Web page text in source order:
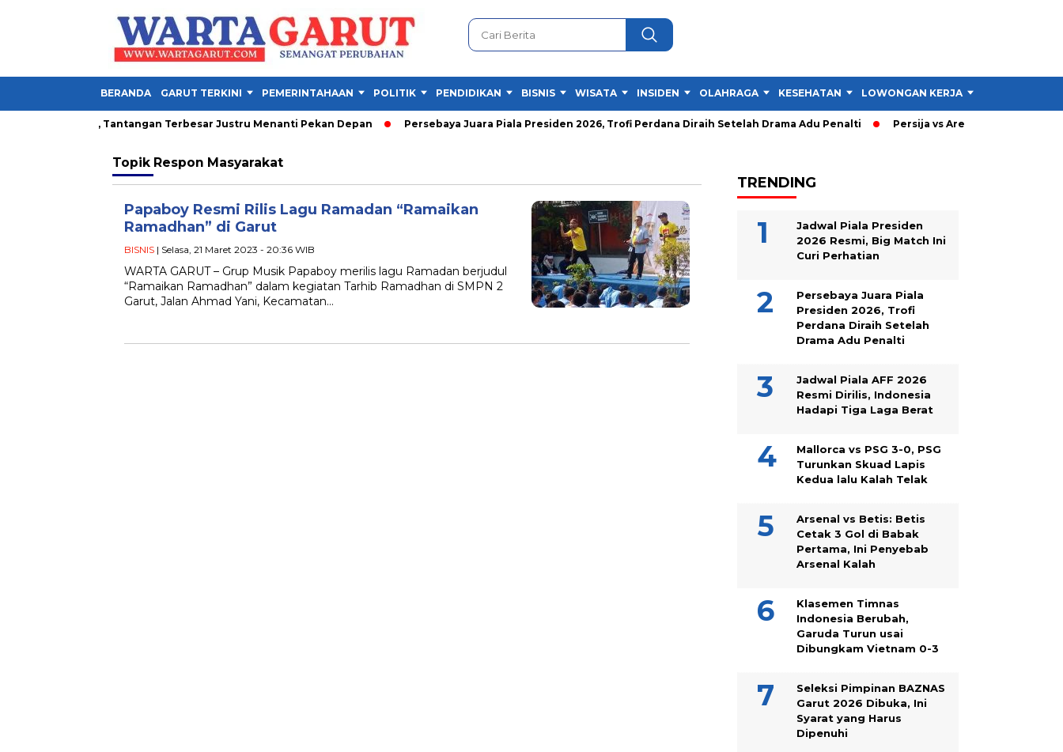
BERANDA GARUT TERKINI PEMERINTAHAAN POLITIK PENDIDIKAN BISNIS WISATA INSIDEN OLAHRAGA KESEHATAN LOWONGAN KERJA
Presiden 2026, Tantangan Terbesar Justru Menanti Pekan Depan Persebaya Juara Piala Presiden 2026, Trofi Perdana Diraih Setelah Drama Adu Penalti Persija vs Arema: Persija Menang
Topik Respon Masyarakat
Papaboy Resmi Rilis Lagu Ramadan “Ramaikan
Ramadhan” di Garut
BISNIS | Selasa, 21 Maret 2023 - 20:36 WIB
WARTA GARUT – Grup Musik Papaboy merilis lagu Ramadan berjudul
“Ramaikan Ramadhan” dalam kegiatan Tarhib Ramadhan di SMPN 2
Garut, Jalan Ahmad Yani, Kecamatan…
TRENDING
Jadwal Piala Presiden
2026 Resmi, Big Match Ini
Curi Perhatian
Persebaya Juara Piala
Presiden 2026, Trofi
Perdana Diraih Setelah
Drama Adu Penalti
Jadwal Piala AFF 2026
Resmi Dirilis, Indonesia
Hadapi Tiga Laga Berat
Mallorca vs PSG 3-0, PSG
Turunkan Skuad Lapis
Kedua lalu Kalah Telak
Arsenal vs Betis: Betis
Cetak 3 Gol di Babak
Pertama, Ini Penyebab
Arsenal Kalah
Klasemen Timnas
Indonesia Berubah,
Garuda Turun usai
Dibungkam Vietnam 0-3
Seleksi Pimpinan BAZNAS
Garut 2026 Dibuka, Ini
Syarat yang Harus
Dipenuhi